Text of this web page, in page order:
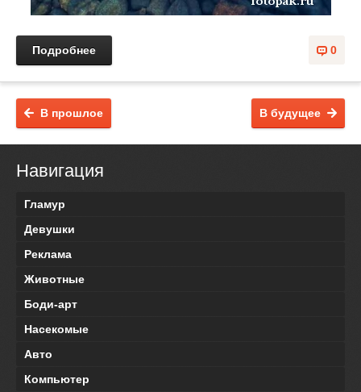
0
Подробнее
В будущее
В прошлое
Навигация
Гламур
Девушки
Реклама
Животные
Боди-арт
Насекомые
Авто
Компьютер